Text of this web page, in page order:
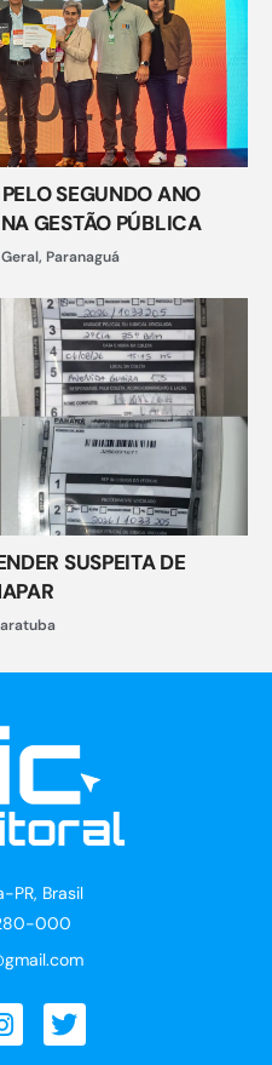
SEGUNDO ANO
GESTÃO PÚBLICA
Geral, Paranaguá
SUSPEITA DE
PR, Brasil
000